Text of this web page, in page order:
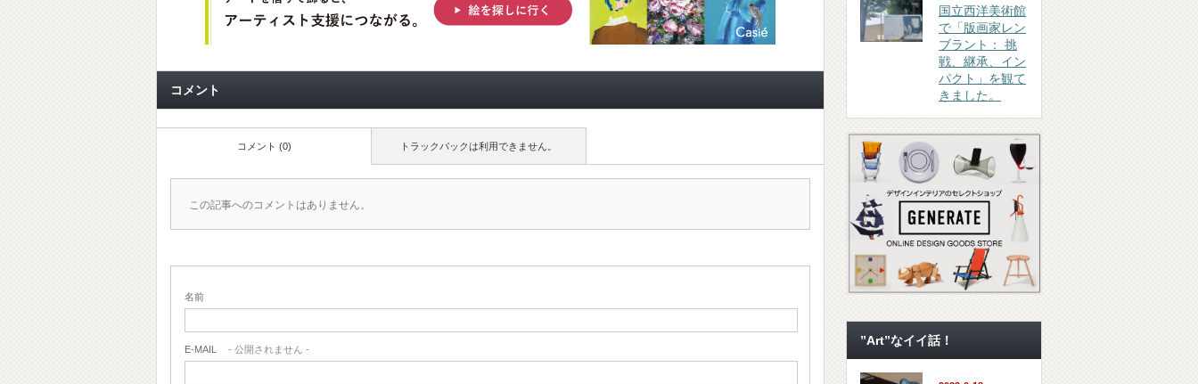
コメント
トラックバックは利用できません。
コメント (0)
この記事へのコメントはありません。
名前
E-MAIL - 公開されません -
国立西洋美術館
で「版画家レン
ブラント： 挑
戦、継承、イン
パクト」を観て
きました。
”Art”なイイ話！